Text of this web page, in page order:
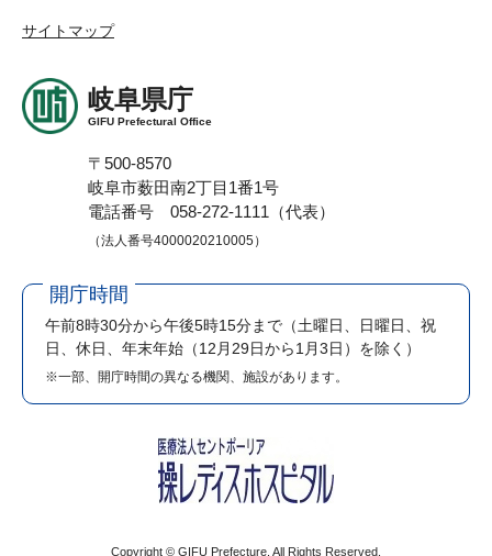
サイトマップ
岐阜県庁
GIFU Prefectural Office
〒500-8570
岐阜市薮田南2丁目1番1号
電話番号 058-272-1111（代表）
（法人番号4000020210005）
開庁時間
午前8時30分から午後5時15分まで （土曜日、日曜日、祝
日、休日、年末年始（12月29日から1月3日）を除く）
※一部、開庁時間の異なる機関、施設があります。
Copyright © GIFU Prefecture. All Rights Reserved.